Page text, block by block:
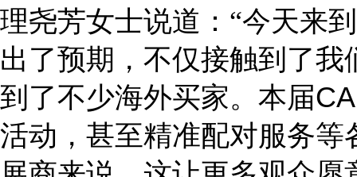
理尧芳女士说道： “今天来
出了预期，不仅接触到了
到了不少海外买家。本届C
活动，甚至精准配对服务